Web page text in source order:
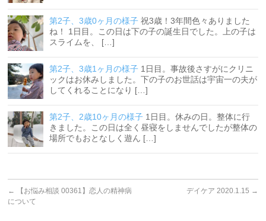
第2子、3歳0ヶ月の様子 祝3歳！3年間色々ありました
ね！ 1日目。この日は下の子の誕生日でした。上の子は
スライムを、 […]
第2子、3歳1ヶ月の様子 1日目。事故後さすがにクリニ
ックはお休みしました。下の子のお世話は宇宙一の夫が
してくれることになり […]
第2子、2歳10ヶ月の様子 1日目。休みの日。整体に行
きました。この日は全く昼寝をしませんでしたが整体の
場所でもおとなしく遊ん […]
←
【お悩み相談 00361】恋人の精神病
について
デイケア 2020.1.15 →